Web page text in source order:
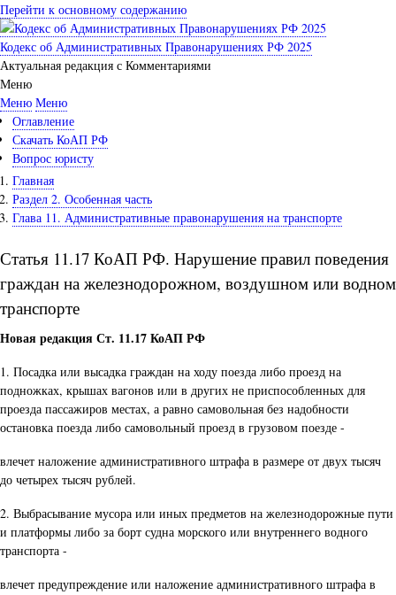
Перейти к основному содержанию
Кодекс об Административных Правонарушениях РФ 2025
Актуальная редакция с Комментариями
Меню
Меню Меню
Оглавление
Скачать КоАП РФ
Вопрос юристу
Главная
Раздел 2. Особенная часть
Глава 11. Административные правонарушения на транспорте
Статья 11.17 КоАП РФ. Нарушение правил поведения
граждан на железнодорожном, воздушном или водном
транспорте
Новая редакция Ст. 11.17 КоАП РФ
1. Посадка или высадка граждан на ходу поезда либо проезд на
подножках, крышах вагонов или в других не приспособленных для
проезда пассажиров местах, а равно самовольная без надобности
остановка поезда либо самовольный проезд в грузовом поезде -
влечет наложение административного штрафа в размере от двух тысяч
до четырех тысяч рублей.
2. Выбрасывание мусора или иных предметов на железнодорожные пути
и платформы либо за борт судна морского или внутреннего водного
транспорта -
влечет предупреждение или наложение административного штрафа в